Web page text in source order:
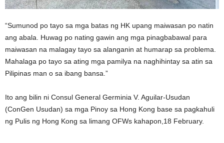
“Sumunod po tayo sa mga batas ng HK upang maiwasan po natin
ang abala. Huwag po nating gawin ang mga pinagbabawal para
maiwasan na malagay tayo sa alanganin at humarap sa problema.
Mahalaga po tayo sa ating mga pamilya na naghihintay sa atin sa
Pilipinas man o sa ibang bansa.”
Ito ang bilin ni Consul General Germinia V. Aguilar-Usudan
(ConGen Usudan) sa mga Pinoy sa Hong Kong base sa pagkahuli
ng Pulis ng Hong Kong sa limang OFWs kahapon,18 February.